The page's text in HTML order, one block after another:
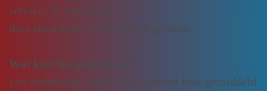
service. Je voorkomt
dure reparaties en behoudt je garantie.
Wat kost los onderhoud?
Los onderhoud zonder abonnement kost gemiddeld